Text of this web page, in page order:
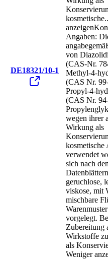
DE18321/10-1
kosmetische
anzeigen
Angaben:
von
(CAS-Nr.
Methyl-4-
(CAS Nr.
Propyl-4-
(CAS Nr.
wegen ihrer
Wirkung als
kosmetische
verwendet
sich nach
geruchlose,
viskose, mit
mischbare
vorgelegt.
Zubereitung
Wirkstoffe
als
Weniger